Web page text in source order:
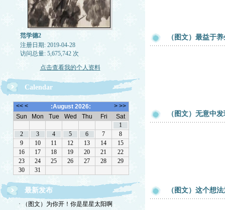
范学德2
注册日期: 2019-04-28
访问总量: 5,675,742 次
点击查看我的个人资料
Calendar
最新发布
· （图文）为你开！你是星星太阳啊
（图文）最益于
（图文）无意中
（图文）这个想